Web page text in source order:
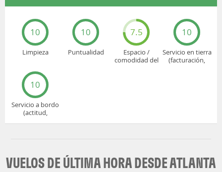
10
Limpieza
10
Puntualidad
7.5
Espacio /
comodidad del
10
Servicio en tierra
(facturación,
10
Servicio a bordo
(actitud,
VUELOS DE ÚLTIMA HORA DESDE ATLANTA